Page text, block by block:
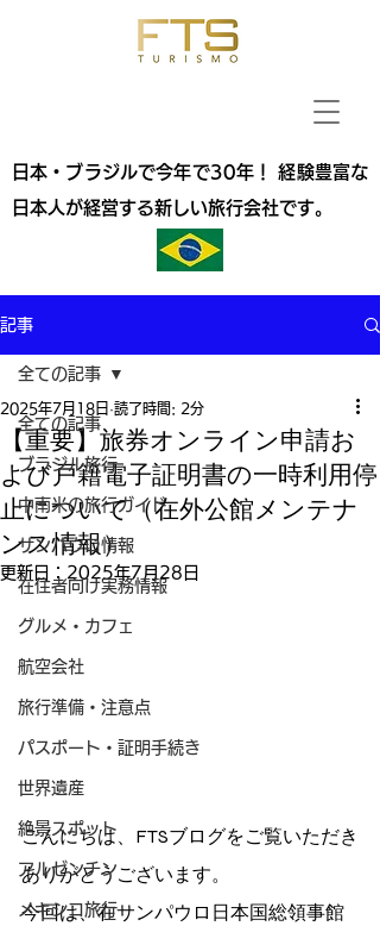
日本・ブラジルで今年で30年！ 経験豊富な
日本人が経営する新しい旅行会社です。
記事
全ての記事
ブラジル旅行
中南米の旅行ガイド
サンパウロ情報
在住者向け実務情報
グルメ・カフェ
航空会社
旅行準備・注意点
パスポート・証明手続き
世界遺産
絶景スポット
アルゼンチン
メキシコ旅行
全ての記事
【重要】旅券オンライン申請お
よび戸籍電子証明書の一時利用停
止について（在外公館メンテナ
ンス情報）
2025年7月18日 読了時間: 2分
更新日： 2025年7月28日
こんにちは、FTSブログをご覧いただき
ありがとうございます。
今回は、在サンパウロ日本国総領事館